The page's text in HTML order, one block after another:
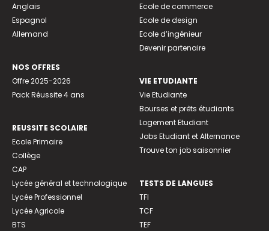
Anglais
Espagnol
Allemand
NOS OFFRES
Offre 2025-2026
Pack Réussite 4 ans
REUSSITE SCOLAIRE
Ecole Primaire
Collège
CAP
Lycée général et technologique
Lycée Professionnel
Lycée Agricole
BTS
Ecole de commerce
Ecole de design
Ecole d’ingénieur
Devenir partenaire
VIE ETUDIANTE
Vie Etudiante
Bourses et prêts étudiants
Logement Etudiant
Jobs Etudiant et Alternance
Trouve ton job saisonnier
TESTS DE LANGUES
TFI
TCF
TEF